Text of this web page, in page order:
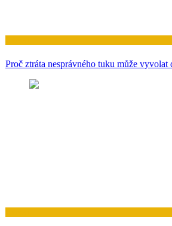
Proč ztráta nesprávného tuku může vyvolat